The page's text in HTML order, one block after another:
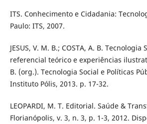
ITS. Conhecimento e Cidadania:
Paulo: ITS, 2007.
JESUS, V. M. B.; COSTA, A. B. Tecnologia
referencial teórico e experiências
B. (org.). Tecnologia Social e Políticas
Instituto Pólis, 2013. p. 17-32.
LEOPARDI, M. T. Editorial. Saúde &
Florianópolis, v. 3, n. 3, p. 1-3, 2012.